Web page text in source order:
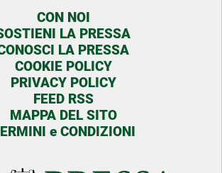
CON NOI
LA PRESSA
LA PRESSA
COOKIE POLICY
PRIVACY POLICY
FEED RSS
MAPPA DEL SITO
e CONDIZIONI